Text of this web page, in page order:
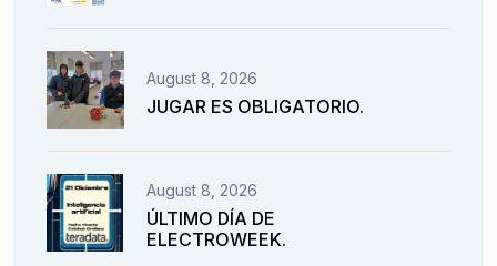
August 8, 2026
JUGAR ES OBLIGATORIO.
August 8, 2026
ÚLTIMO DÍA DE
ELECTROWEEK.